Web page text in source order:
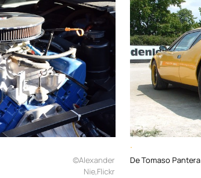
©Alexander
Nie,Flickr
.
De Tomaso Pantera